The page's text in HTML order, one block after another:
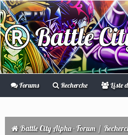
Battle
Forums Recherche Liste
Battle City Alpha - Forum/